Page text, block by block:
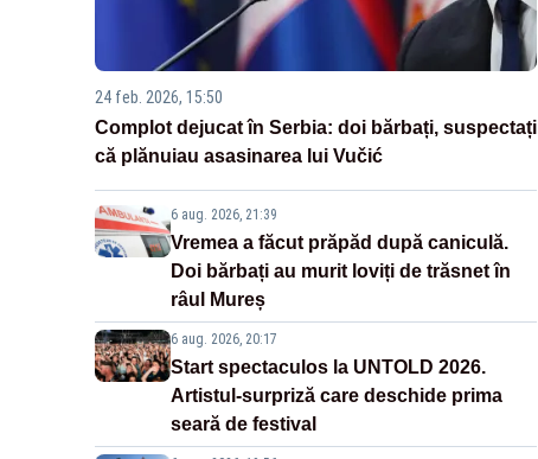
24 feb. 2026, 15:50
Complot dejucat în Serbia: doi bărbați, suspectați
că plănuiau asasinarea lui Vučić
6 aug. 2026, 21:39
Vremea a făcut prăpăd după caniculă.
Doi bărbați au murit loviți de trăsnet în
râul Mureș
6 aug. 2026, 20:17
Start spectaculos la UNTOLD 2026.
Artistul-surpriză care deschide prima
seară de festival